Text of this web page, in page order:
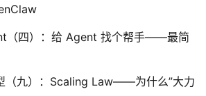
（四）：给 Agent 找个帮手——最简
（九）：Scaling Law——为什么”大力